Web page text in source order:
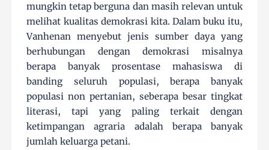
mungkin tetap berguna dan masih relevan untuk
melihat kualitas demokrasi kita. Dalam buku itu,
Vanhenan menyebut jenis sumber daya yang
berhubungan dengan demokrasi misalnya
berapa banyak prosentase mahasiswa di
banding seluruh populasi, berapa banyak
populasi non pertanian, seberapa besar tingkat
literasi, tapi yang paling terkait dengan
ketimpangan agraria adalah berapa banyak
jumlah keluarga petani.